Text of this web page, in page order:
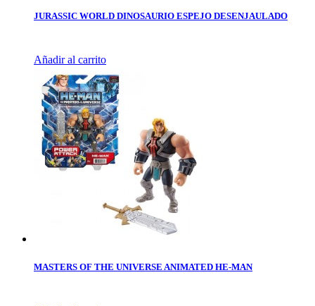
JURASSIC WORLD DINOSAURIO ESPEJO DESENJAULADO
Añadir al carrito
MASTERS OF THE UNIVERSE ANIMATED HE-MAN